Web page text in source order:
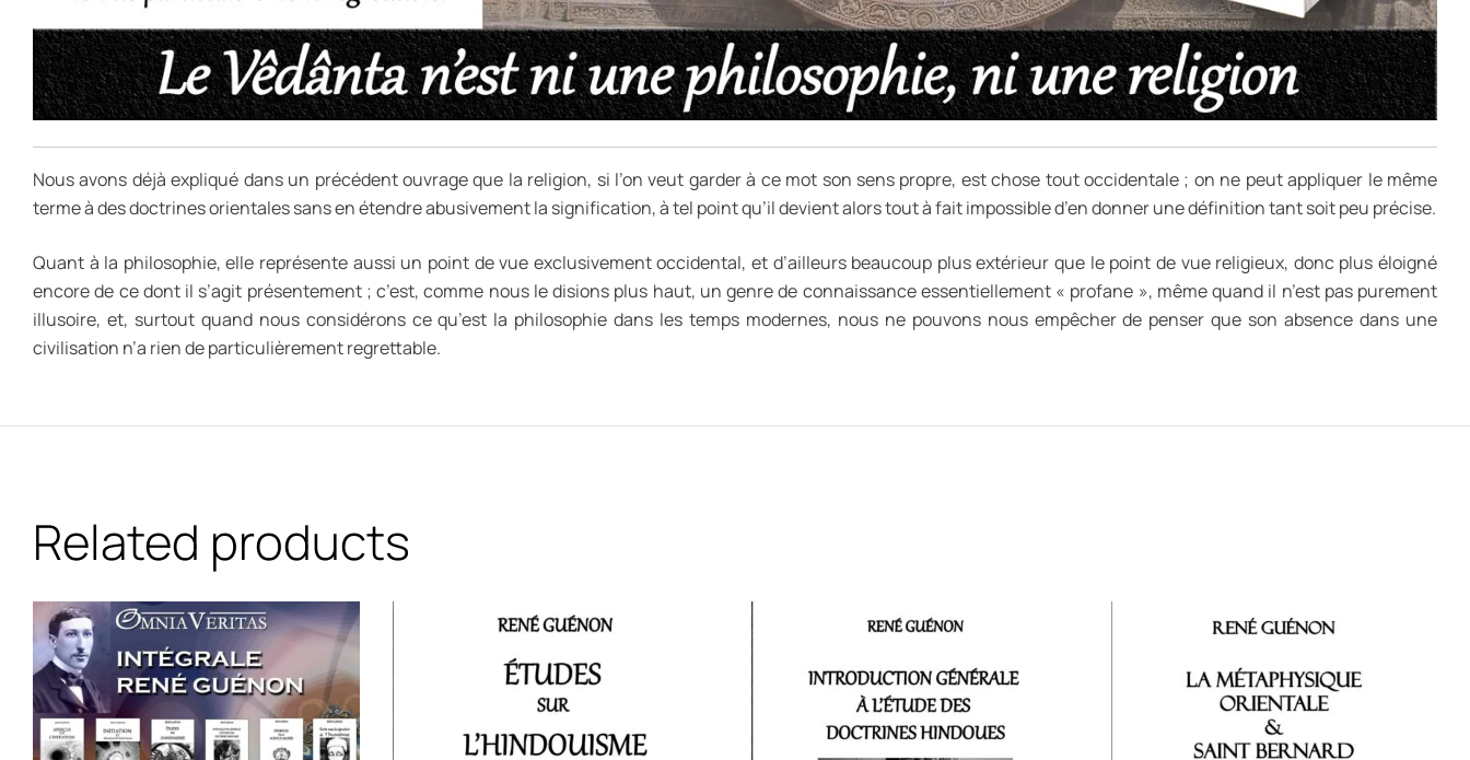
Nous avons déjà expliqué dans un précédent ouvrage que la religion, si l’on veut garder à ce mot son sens propre, est chose tout occidentale ; on ne peut appliquer le même
terme à des doctrines orientales sans en étendre abusivement la signification, à tel point qu’il devient alors tout à fait impossible d’en donner une définition tant soit peu précise.
Quant à la philosophie, elle représente aussi un point de vue exclusivement occidental, et d’ailleurs beaucoup plus extérieur que le point de vue religieux, donc plus éloigné
encore de ce dont il s’agit présentement ; c’est, comme nous le disions plus haut, un genre de connaissance essentiellement « profane », même quand il n’est pas purement
illusoire, et, surtout quand nous considérons ce qu’est la philosophie dans les temps modernes, nous ne pouvons nous empêcher de penser que son absence dans une
civilisation n’a rien de particulièrement regrettable.
Related products